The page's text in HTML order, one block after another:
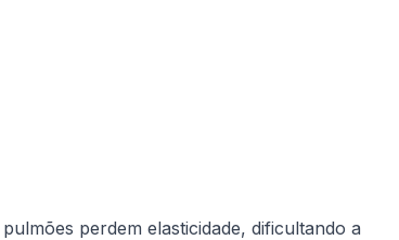
perdem elasticidade, dificultando a